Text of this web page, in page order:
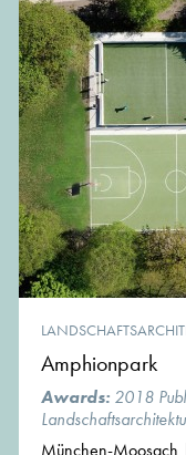
Amphionpark
Awards: 2018
München-Moosach